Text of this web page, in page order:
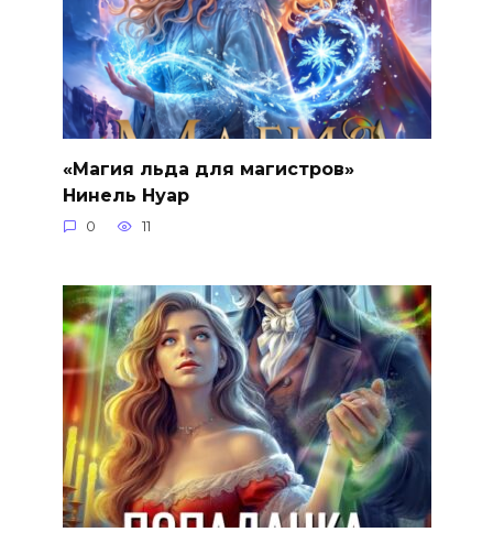
«Магия льда для магистров»
Нинель Нуар
0 11